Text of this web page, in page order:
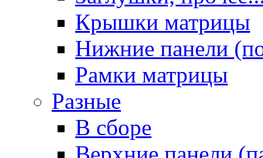
Крышки матрицы
Нижние панели
Рамки матрицы
Разные
В сборе